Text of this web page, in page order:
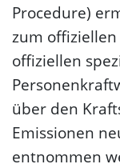
Procedure)
zum
offiziellen
über den
Emissionen
entnommen